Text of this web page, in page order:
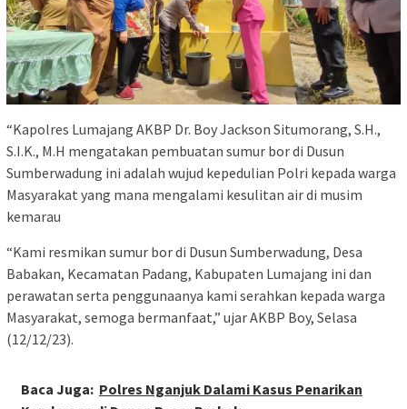
“Kapolres Lumajang AKBP Dr. Boy Jackson Situmorang, S.H.,
S.I.K., M.H mengatakan pembuatan sumur bor di Dusun
Sumberwadung ini adalah wujud kepedulian Polri kepada warga
Masyarakat yang mana mengalami kesulitan air di musim
kemarau
“Kami resmikan sumur bor di Dusun Sumberwadung, Desa
Babakan, Kecamatan Padang, Kabupaten Lumajang ini dan
perawatan serta penggunaanya kami serahkan kepada warga
Masyarakat, semoga bermanfaat,” ujar AKBP Boy, Selasa
(12/12/23).
Baca Juga: Polres Nganjuk Dalami Kasus Penarikan